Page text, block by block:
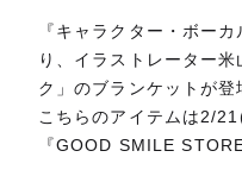
『キャラクター・ボー
り、イラストレーター
ク」のブランケットが登
こちらのアイテムは2/
『GOOD SMILE